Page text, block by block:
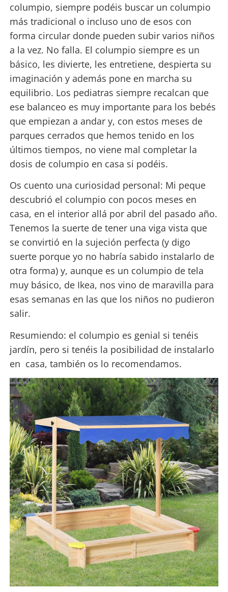
columpio, siempre podéis buscar un columpio
más tradicional o incluso uno de esos con
forma circular donde pueden subir varios niños
a la vez. No falla. El columpio siempre es un
básico, les divierte, les entretiene, despierta su
imaginación y además pone en marcha su
equilibrio. Los pediatras siempre recalcan que
ese balanceo es muy importante para los bebés
que empiezan a andar y, con estos meses de
parques cerrados que hemos tenido en los
últimos tiempos, no viene mal completar la
dosis de columpio en casa si podéis.
Os cuento una curiosidad personal: Mi peque
descubrió el columpio con pocos meses en
casa, en el interior allá por abril del pasado año.
Tenemos la suerte de tener una viga vista que
se convirtió en la sujeción perfecta (y digo
suerte porque yo no habría sabido instalarlo de
otra forma) y, aunque es un columpio de tela
muy básico, de Ikea, nos vino de maravilla para
esas semanas en las que los niños no pudieron
salir.
Resumiendo: el columpio es genial si tenéis
jardín, pero si tenéis la posibilidad de instalarlo
en casa, también os lo recomendamos.